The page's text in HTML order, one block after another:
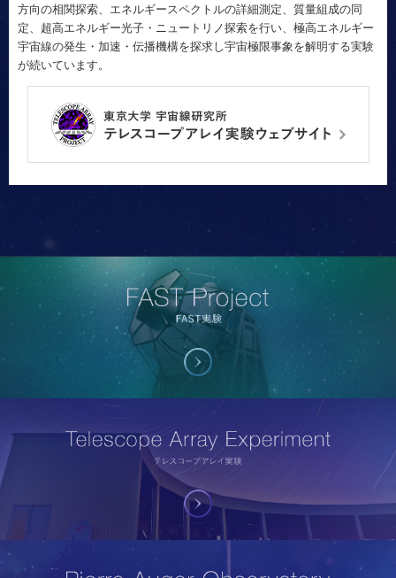
方向の相関探索、エネルギースペクトルの詳細測定、質量組成の同
定、超高エネルギー光子・ニュートリノ探索を行い、極高エネルギー
宇宙線の発生・加速・伝播機構を探求し宇宙極限事象を解明する実験
が続いています。